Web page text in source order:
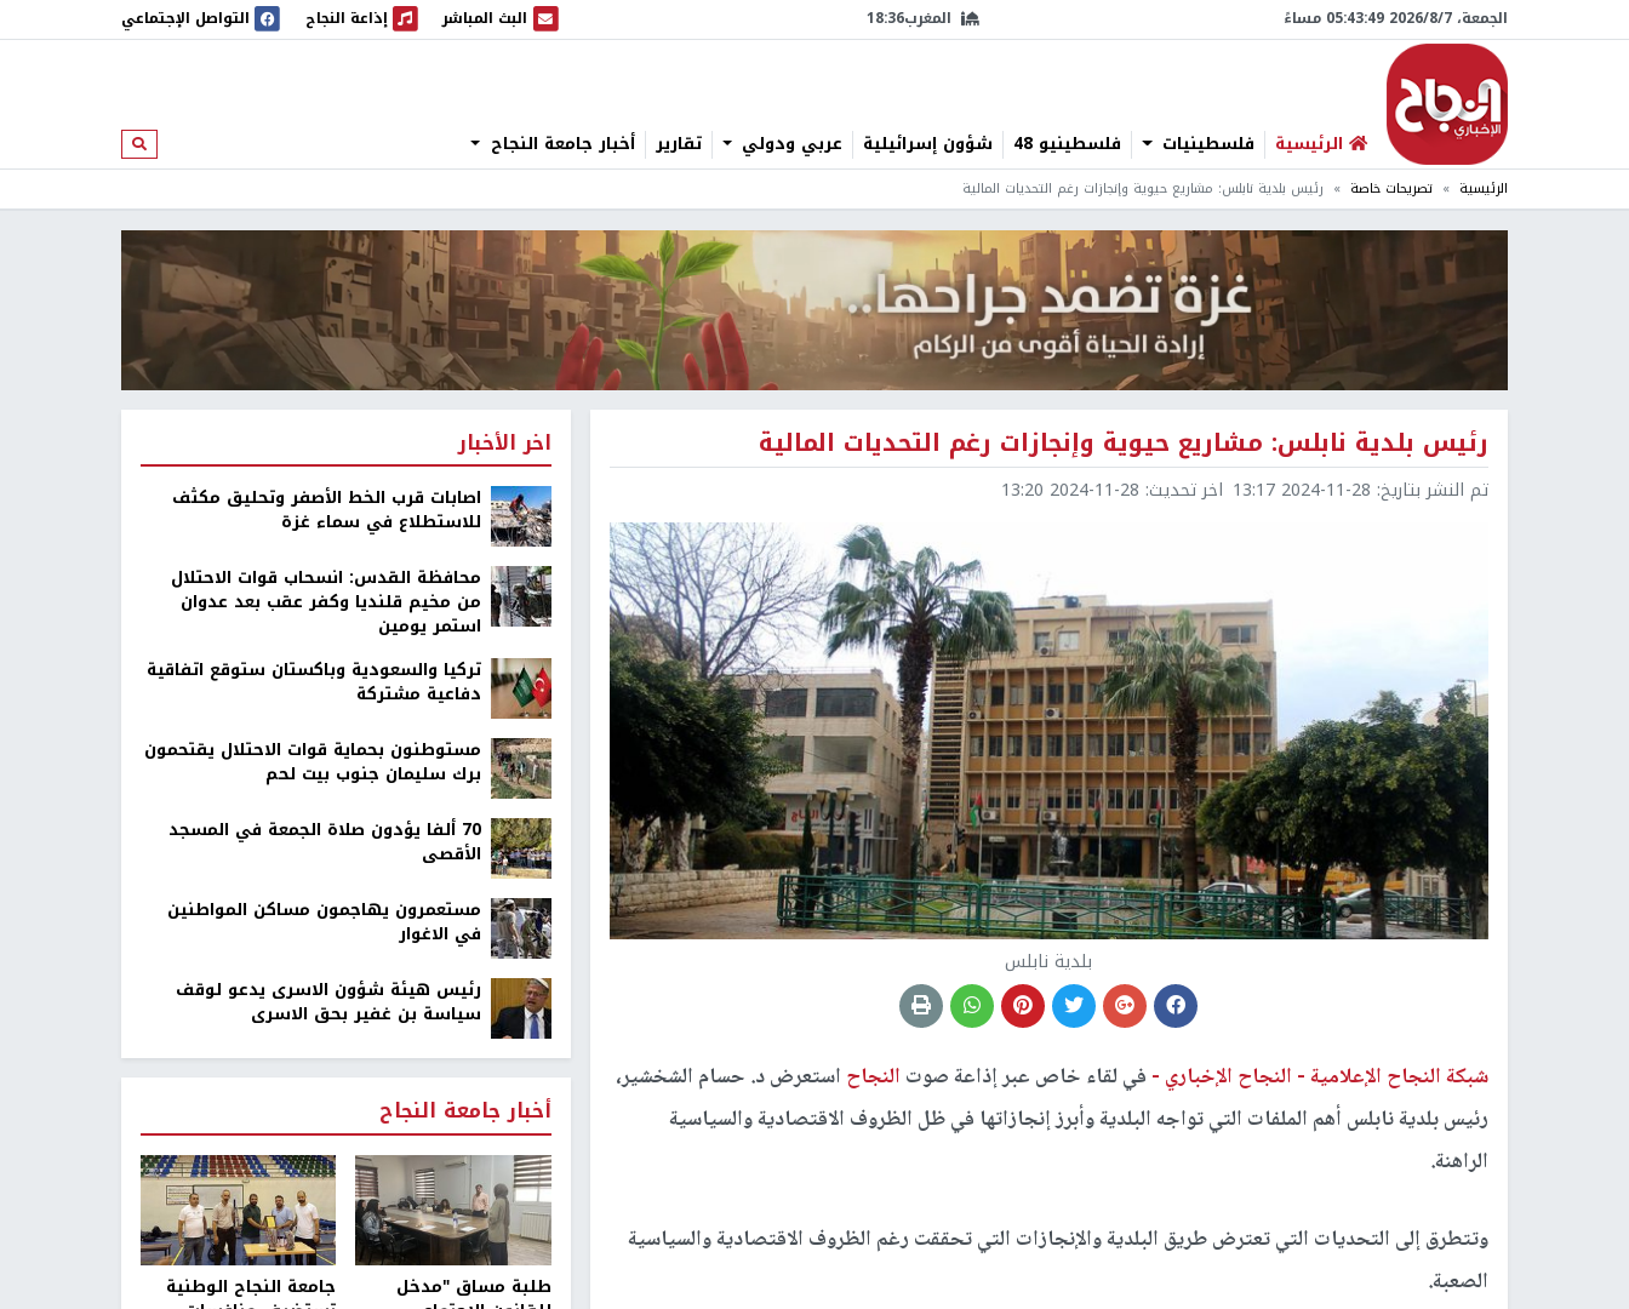
الجمعة، 7/‏8/‏2026 05:43:50 مساءً المغرب18:36 البث المباشر
البث المباشر إذاعة النجاح
إذاعة النجاح التواصل الإجتماعي
الرئيسية فلسطينيات فلسطينيو 48 شؤون إسرائيلية عربي ودولي تقارير أخبار جامعة النجاح ابحث
الرئيسية تصريحات خاصة رئيس بلدية نابلس: مشاريع حيوية وإنجازات رغم التحديات المالية
رئيس بلدية نابلس: مشاريع حيوية وإنجازات رغم التحديات المالية
تم النشر بتاريخ: 2024-11-28 13:17 اخر تحديث: 2024-11-28 13:20
بلدية نابلس
شبكة النجاح الإعلامية - النجاح الإخباري - في لقاء خاص عبر إذاعة صوت النجاح استعرض د. حسام الشخشير،
رئيس بلدية نابلس أهم الملفات التي تواجه البلدية وأبرز إنجازاتها في ظل الظروف الاقتصادية والسياسية
الراهنة.
وتتطرق إلى التحديات التي تعترض طريق البلدية والإنجازات التي تحققت رغم الظروف الاقتصادية والسياسية
الصعبة.
اخر الأخبار
اصابات قرب الخط الأصفر وتحليق مكثف
للاستطلاع في سماء غزة
محافظة القدس: انسحاب قوات الاحتلال
من مخيم قلنديا وكفر عقب بعد عدوان
استمر يومين
تركيا والسعودية وباكستان ستوقع اتفاقية
دفاعية مشتركة
مستوطنون بحماية قوات الاحتلال يقتحمون
برك سليمان جنوب بيت لحم
70 ألفا يؤدون صلاة الجمعة في المسجد
الأقصى
مستعمرون يهاجمون مساكن المواطنين
في الاغوار
رئيس هيئة شؤون الاسرى يدعو لوقف
سياسة بن غفير بحق الاسرى
أخبار جامعة النجاح
طلبة مساق "مدخل
جامعة النجاح الوطنية